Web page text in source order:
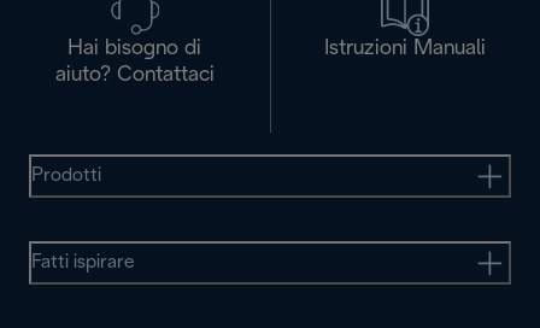
Hai bisogno di
aiuto? Contattaci
Istruzioni Manuali
Prodotti
Fatti ispirare